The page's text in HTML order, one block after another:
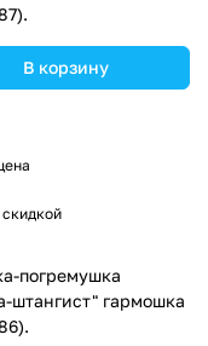
В корзину
погремушка
штангист" гармошка